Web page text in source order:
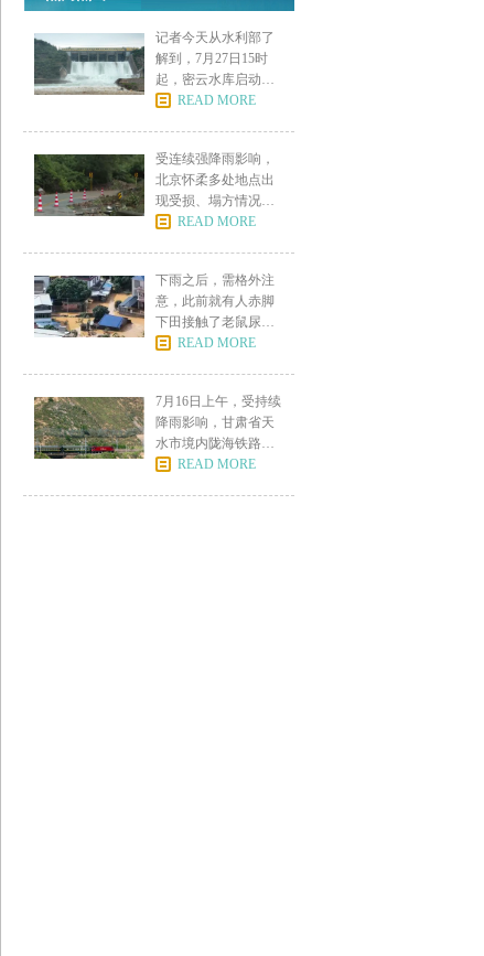
记者今天从水利部了
解到，7月27日15时
起，密云水库启动泄
流 READ MORE
受连续强降雨影响，
北京怀柔多处地点出
现受损、塌方情况。
其中受READ MORE
下雨之后，需格外注
意，此前就有人赤脚
下田接触了老鼠尿后
进了IREAD MORE
7月16日上午，受持续
降雨影响，甘肃省天
水市境内陇海铁路元
龙 READ MORE